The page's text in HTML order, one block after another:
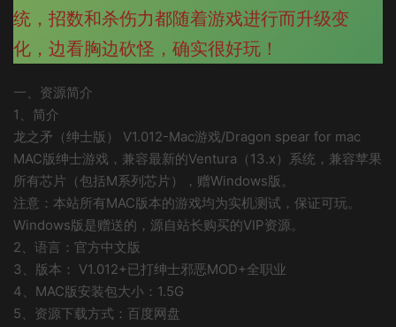
统，招数和杀伤力都随着游戏进行而升级变
化，边看胸边砍怪，确实很好玩！
一、资源简介
1、简介
龙之矛（绅士版） V1.012-Mac游戏/Dragon spear for mac
MAC版绅士游戏，兼容最新的Ventura（13.x）系统，兼容苹果
所有芯片（包括M系列芯片），赠Windows版。
注意：本站所有MAC版本的游戏均为实机测试，保证可玩。
Windows版是赠送的，源自站长购买的VIP资源。
2、语言：官方中文版
3、版本： V1.012+已打绅士邪恶MOD+全职业
4、MAC版安装包大小：1.5G
5、资源下载方式：百度网盘